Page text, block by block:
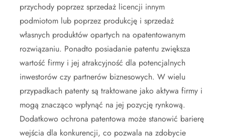
przychody poprzez sprzedaż licencji innym
podmiotom lub poprzez produkcję i sprzedaż
własnych produktów opartych na opatentowanym
rozwiązaniu. Ponadto posiadanie patentu zwiększa
wartość firmy i jej atrakcyjność dla potencjalnych
inwestorów czy partnerów biznesowych. W wielu
przypadkach patenty są traktowane jako aktywa firmy i
mogą znacząco wpłynąć na jej pozycję rynkową.
Dodatkowo ochrona patentowa może stanowić barierę
wejścia dla konkurencji, co pozwala na zdobycie